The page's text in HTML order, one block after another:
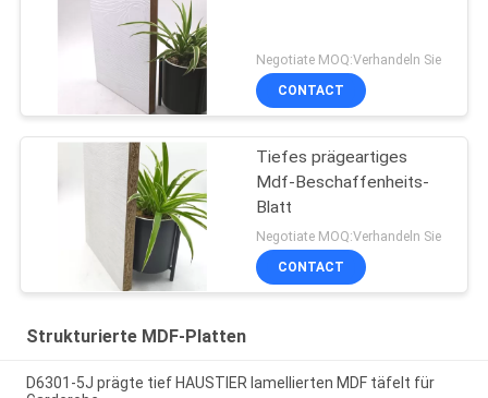
Negotiate MOQ:Verhandeln Sie
CONTACT
Tiefes prägeartiges
Mdf-Beschaffenheits-
Blatt
Negotiate MOQ:Verhandeln Sie
CONTACT
Strukturierte MDF-Platten
D6301-5J prägte tief HAUSTIER lamellierten MDF täfelt für